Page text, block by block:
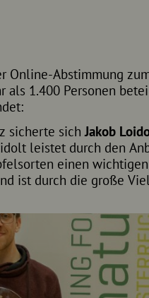
Online-Abstimmung
als 1.400 Personen
sicherte sichJakob
leistet durch den
einen
ist durch die große